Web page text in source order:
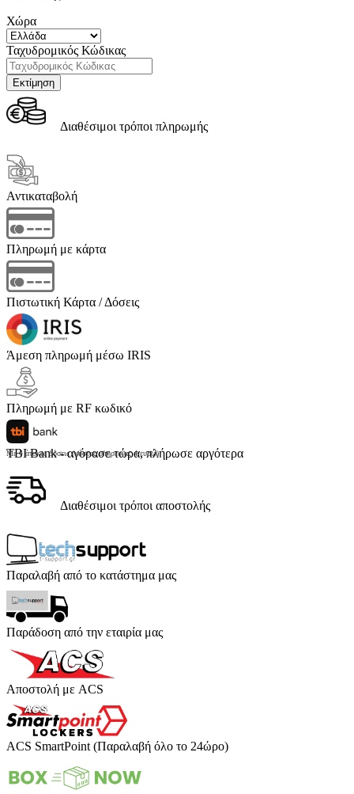
Χώρα
Ταχυδρομικός Κώδικας
Διαθέσιμοι τρόποι πληρωμής
Αντικαταβολή
Πληρωμή με κάρτα
Πιστωτική Κάρτα / Δόσεις
Άμεση πληρωμή μέσω IRIS
Πληρωμή με RF κωδικό
TBI Bank - αγόρασε τώρα, πλήρωσε αργότερα
Με 4 άτοκες δόσεις (κόστος υπηρεσίας 4 ευρώ)
Διαθέσιμοι τρόποι αποστολής
Παραλαβή από το κατάστημα μας
Παράδοση από την εταιρία μας
Αποστολή με ACS
ACS SmartPoint (Παραλαβή όλο το 24ώρο)